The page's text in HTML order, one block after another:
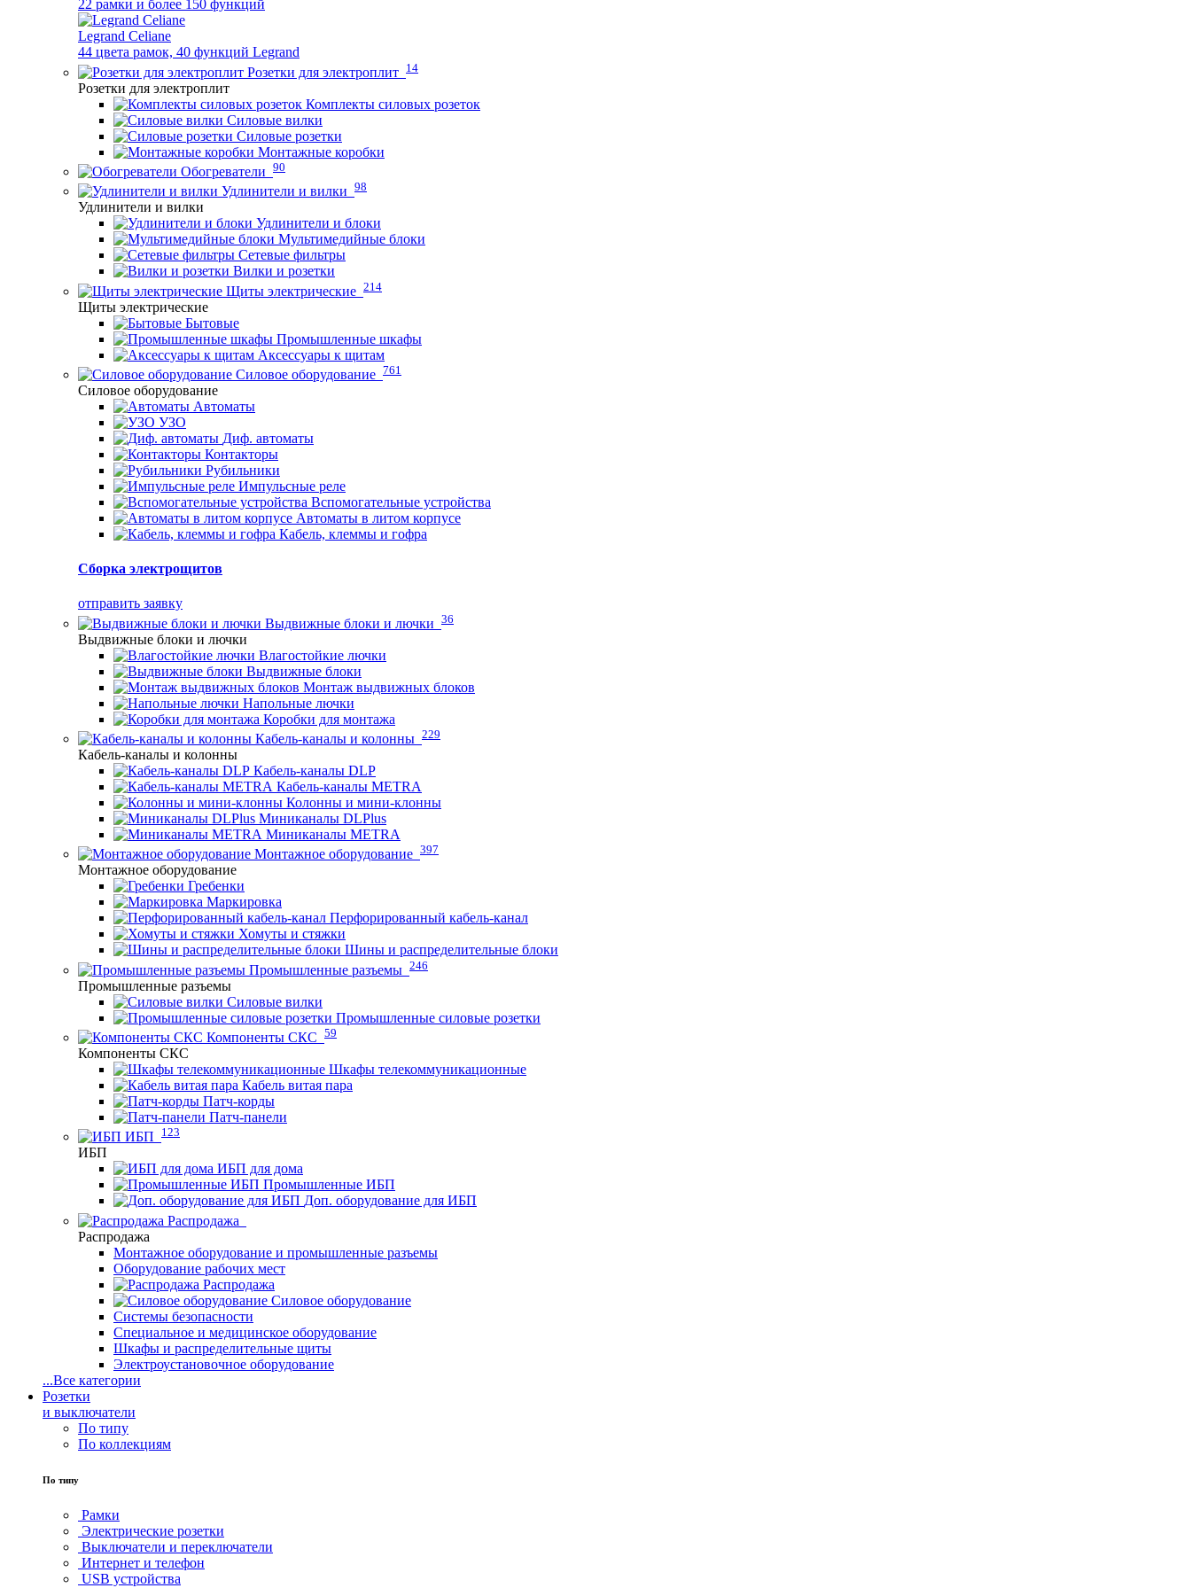
22 рамки и более 150 функций
Legrand Celiane
44 цвета рамок, 40 функций Legrand
Розетки для электроплит 14
Розетки для электроплит
Комплекты силовых розеток
Силовые вилки
Силовые розетки
Монтажные коробки
Обогреватели 90
Удлинители и вилки 98
Удлинители и вилки
Удлинители и блоки
Мультимедийные блоки
Сетевые фильтры
Вилки и розетки
Щиты электрические 214
Щиты электрические
Бытовые
Промышленные шкафы
Аксессуары к щитам
Силовое оборудование 761
Силовое оборудование
Автоматы
УЗО
Диф. автоматы
Контакторы
Рубильники
Импульсные реле
Вспомогательные устройства
Автоматы в литом корпусе
Кабель, клеммы и гофра
Сборка электрощитов
отправить заявку
Выдвижные блоки и лючки 36
Выдвижные блоки и лючки
Влагостойкие лючки
Выдвижные блоки
Монтаж выдвижных блоков
Напольные лючки
Коробки для монтажа
Кабель-каналы и колонны 229
Кабель-каналы и колонны
Кабель-каналы DLP
Кабель-каналы METRA
Колонны и мини-клонны
Миниканалы DLPlus
Миниканалы METRA
Монтажное оборудование 397
Монтажное оборудование
Гребенки
Маркировка
Перфорированный кабель-канал
Хомуты и стяжки
Шины и распределительные блоки
Промышленные разъемы 246
Промышленные разъемы
Силовые вилки
Промышленные силовые розетки
Компоненты СКС 59
Компоненты СКС
Шкафы телекоммуникационные
Кабель витая пара
Патч-корды
Патч-панели
ИБП
123
ИБП
ИБП для дома
Промышленные ИБП
Доп. оборудование для ИБП
Распродажа
Распродажа
Монтажное оборудование и промышленные разъемы
Оборудование рабочих мест
Распродажа
Силовое оборудование
Системы безопасности
Специальное и медицинское оборудование
Шкафы и распределительные щиты
Электроустановочное оборудование
...Все категории
Розетки
и выключатели
По типу
По коллекциям
По типу
Рамки
Электрические розетки
Выключатели и переключатели
Интернет и телефон
USB устройства